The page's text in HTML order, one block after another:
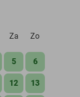
Za Zo
5 6
12 13